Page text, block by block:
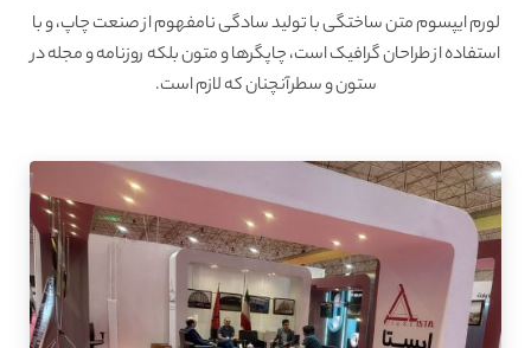
لورم ایپسوم متن ساختگی با تولید سادگی نامفهوم از صنعت چاپ، و با
استفاده از طراحان گرافیک است، چاپگرها و متون بلکه روزنامه و مجله در
ستون و سطرآنچنان که لازم است.